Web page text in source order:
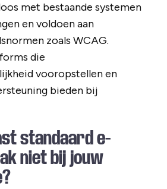
met bestaande systemen
en voldoen aan
zoals WCAG.
die
vooropstellen en
bieden bij
standaard e-
niet bij jouw